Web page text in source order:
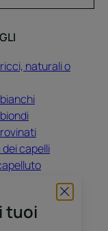
tuoi
naturali o
capelli